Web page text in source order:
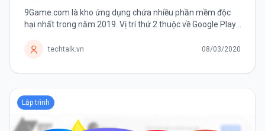
9Game.com là kho ứng dụng chứa nhiều phần mềm độc
hại nhất trong năm 2019. Vị trí thứ 2 thuộc về Google Play.
năm 2019 của công ty...
techtalk.vn 08/03/2020
Lập trình